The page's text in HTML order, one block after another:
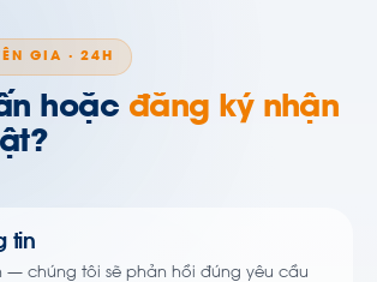
GIA · 24H
hoặc đăng ký nhận
tin
— chúng tôi sẽ phản hồi đúng yêu cầu